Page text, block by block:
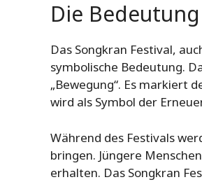
Die
Das Songkran Festival,
symbolische Bedeutung.
„Bewegung“. Es markiert
wird als Symbol der
Während des Festivals
bringen. Jüngere
erhalten. Das Songkran